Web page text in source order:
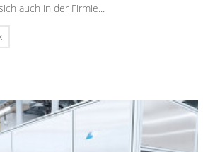
auch in der Firmie...